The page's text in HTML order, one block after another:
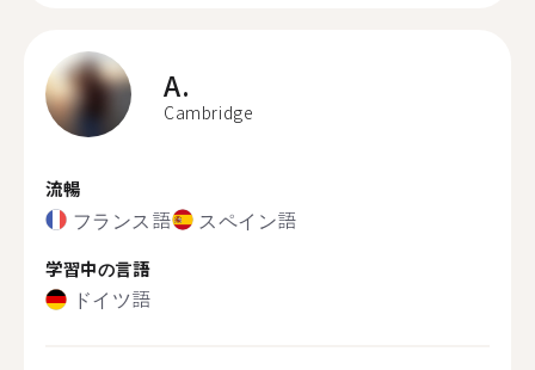
A.
Cambridge
流暢
フランス語 スペイン語
学習中の言語
ドイツ語